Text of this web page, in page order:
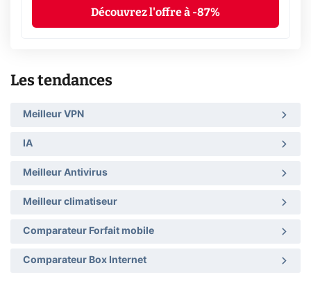
Découvrez l'offre à -87%
Les tendances
Meilleur VPN
IA
Meilleur Antivirus
Meilleur climatiseur
Comparateur Forfait mobile
Comparateur Box Internet